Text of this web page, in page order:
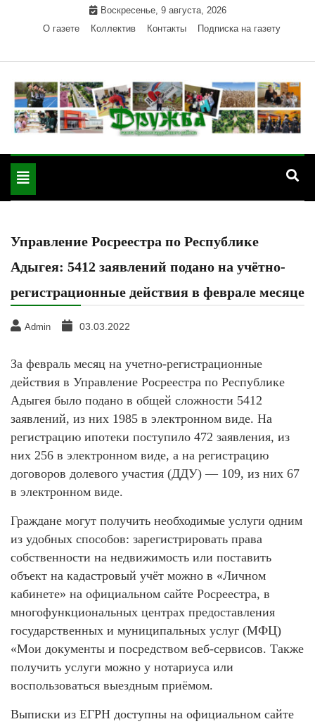
Воскресенье, 9 августа, 2026
О газете
Коллектив Контакты Подписка на газету
"Дружба" — газета
Красногвардейского района Республики Адыгея
Toggle
navigation
Управление Росреестра по Республике
Адыгея: 5412 заявлений подано на учётно-
регистрационные действия в феврале месяце
Admin 03.03.2022
За февраль месяц на учетно-регистрационные
действия в Управление Росреестра по Республике
Адыгея было подано в общей сложности 5412
заявлений, из них 1985 в электронном виде. На
регистрацию ипотеки поступило 472 заявления, из
них 256 в электронном виде, а на регистрацию
договоров долевого участия (ДДУ) — 109, из них 67
в электронном виде.
Граждане могут получить необходимые услуги одним
из удобных способов: зарегистрировать права
собственности на недвижимость или поставить
объект на кадастровый учёт можно в «Личном
кабинете» на официальном сайте Росреестра, в
многофункциональных центрах предоставления
государственных и муниципальных услуг (МФЦ)
«Мои документы и посредством веб-сервисов. Также
получить услуги можно у нотариуса или
воспользоваться выездным приёмом.
Выписки из ЕГРН доступны на официальном сайте